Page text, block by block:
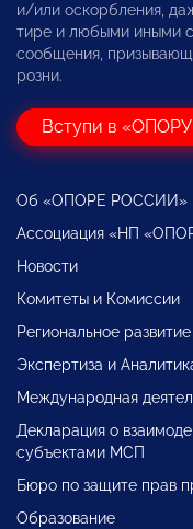
и/или оскорбления,
тире и любыми иными
сообщения,
розни.
Вступи в
Об «ОПОРЕ РОССИИ»
Ассоциация «НП
Новости
Комитеты и Комиссии
Региональное развитие
Экспертиза и
Международная
Декларация о
субъектами МСП
Бюро по защите прав
Образование